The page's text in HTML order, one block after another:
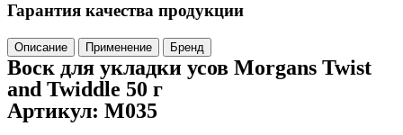
Гарантия качества продукции
Описание Применение Бренд
Воск для укладки усов Morgans Twist
and Twiddle 50 г
Артикул: M035